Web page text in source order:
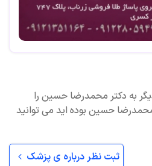
دیگر به دکتر محمدرضا حسین را
حسین بوده اید می توانید
ثبت نظر درباره ی پزشک